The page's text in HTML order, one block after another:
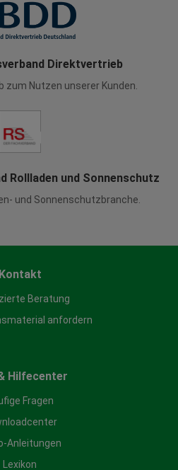
Direktvertrieb
zum Nutzen unserer Kunden.
Rollladen und Sonnenschutz
und Sonnenschutzbranche.
Kontakt
Beratung
anfordern
Hilfecenter
Fragen
Anleitungen
Lexikon